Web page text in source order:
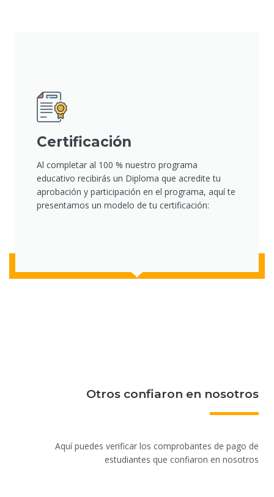
Certificación
Al completar al 100 % nuestro programa
educativo recibirás un Diploma que acredite tu
aprobación y participación en el programa, aquí te
presentamos un modelo de tu certificación:
Otros confiaron en nosotros
Aquí puedes verificar los comprobantes de pago de
estudiantes que confiaron en nosotros